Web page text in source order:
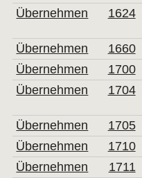
Übernehmen
1624
Übernehmen
1660
Übernehmen
1700
Übernehmen
1704
Übernehmen
1705
Übernehmen
1710
Übernehmen
1711